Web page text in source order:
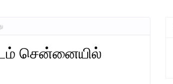
சென்னையில்